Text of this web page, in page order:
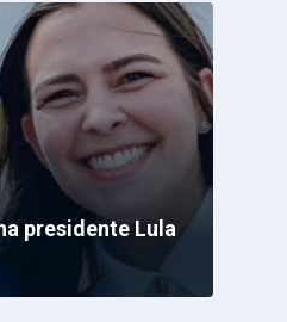
presidente Lula